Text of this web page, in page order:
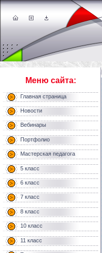
Меню сайта:
Главная страница
Новости
Вебинары
Портфолио
Мастерская педагога
5 класс
6 класс
7 класс
8 класс
10 класс
11 класс